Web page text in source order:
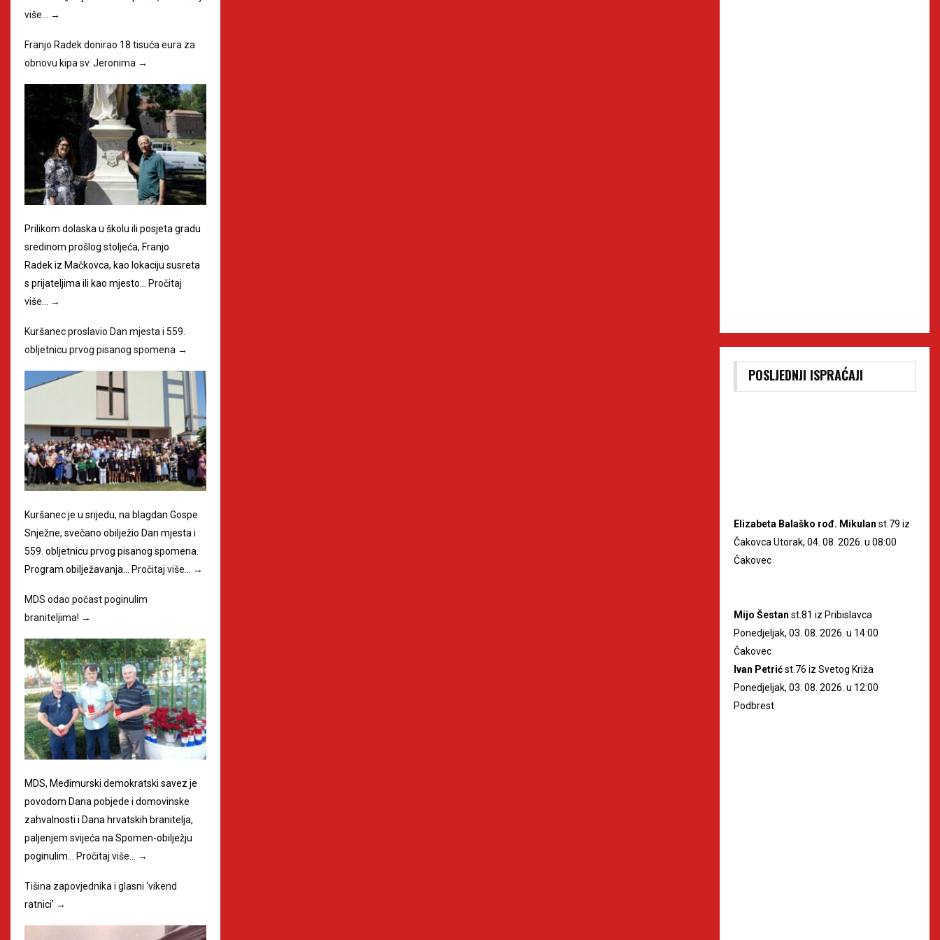
više…
→
Franjo Radek donirao 18 tisuća eura za
obnovu kipa sv. Jeronima →
Prilikom dolaska u školu ili posjeta gradu
sredinom prošlog stoljeća, Franjo
Radek iz Mačkovca, kao lokaciju susreta
s prijateljima ili kao mjesto… Pročitaj
više…
→
Kuršanec proslavio Dan mjesta i 559.
obljetnicu prvog pisanog spomena →
Kuršanec je u srijedu, na blagdan Gospe
Snježne, svečano obilježio Dan mjesta i
559. obljetnicu prvog pisanog spomena.
Program obilježavanja… Pročitaj više… →
MDS odao počast poginulim
braniteljima! →
MDS, Međimurski demokratski savez je
povodom Dana pobjede i domovinske
zahvalnosti i Dana hrvatskih branitelja,
paljenjem svijeća na Spomen-obilježju
poginulim…
Pročitaj više… →
Tišina zapovjednika i glasni ‘vikend
ratnici’ →
POSLJEDNJI ISPRAĆAJI
Elizabeta Balaško rođ. Mikulan st.79 iz
Čakovca Utorak, 04. 08. 2026. u 08:00
Čakovec
Mijo Šestan st.81 iz Pribislavca
Ponedjeljak, 03. 08. 2026. u 14:00
Čakovec
Ivan Petrićst.76 iz Svetog Križa
Ponedjeljak, 03. 08. 2026. u 12:00
Podbrest